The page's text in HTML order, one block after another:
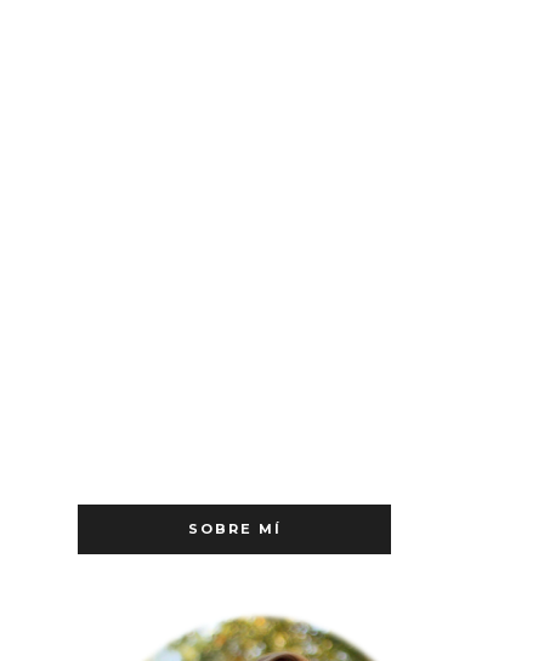
SOBRE MÍ